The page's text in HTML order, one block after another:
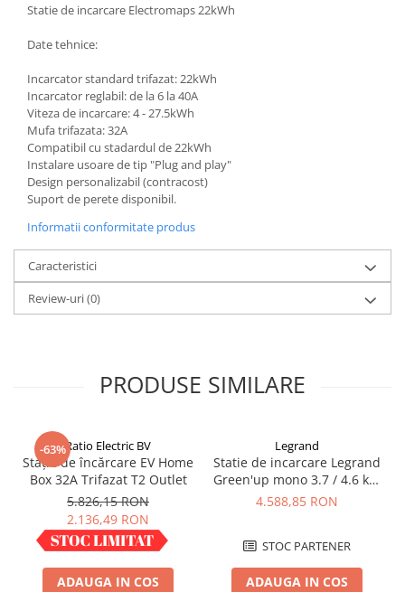
AGM
Li-Ion
Deep Cycle - Tractiune/Semi-
Tractiune
Marine & Caravan
APC
Pachete acumulatori VRLA
Sisteme de management (BMS)
Redresoare, incarcatoare si testere
Redresoare auto, moto, barci si
stationare
UPS Calculatoare si Servere
Stabilizatoare Tensiune
PDUs unitati de distributie a
energiei electrice
Cabinete baterii
Acumulatori UPS
Drumetii / Camping
Statie de incarcare Electromaps 22kWh
Date tehnice:
Incarcator standard trifazat: 22kWh
Incarcator reglabil: de la 6 la 40A
Viteza de incarcare: 4 - 27.5kWh
Mufa trifazata: 32A
Compatibil cu stadardul de 22kWh
Instalare usoare de tip "Plug and play"
Design personalizabil (contracost)
Suport de perete disponibil.
Informatii conformitate produs
Caracteristici
Review-uri(0)
PRODUSE SIMILARE
-63%Ratio Electric BV
Stație de încărcare EV Home
Box 32A Trifazat T2 Outlet
5.826,15 RON
2.136,49 RON
IN STOC
ADAUGA IN COS
Legrand
Statie de incarcare Legrand
Green'up mono 3.7 / 4.6 kW
16/20 A - Modul 3 - 059020
4.588,85 RON
STOC PARTENER
ADAUGA IN COS